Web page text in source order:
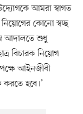
আমরা স্বাগত
কোনো স্বচ্ছ
আদালতে শুধু
বিচারক নিয়োগ
আইনজীবী
করতে হবে।’